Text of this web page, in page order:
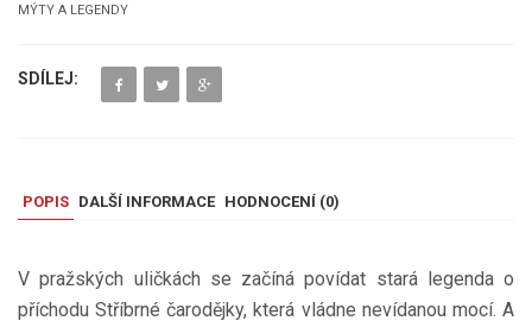
MÝTY A LEGENDY
SDÍLEJ:
POPIS DALŠÍ INFORMACE HODNOCENÍ (0)
V pražských uličkách se začíná povídat stará legenda o
příchodu Stříbrné čarodějky, která vládne nevídanou mocí. A